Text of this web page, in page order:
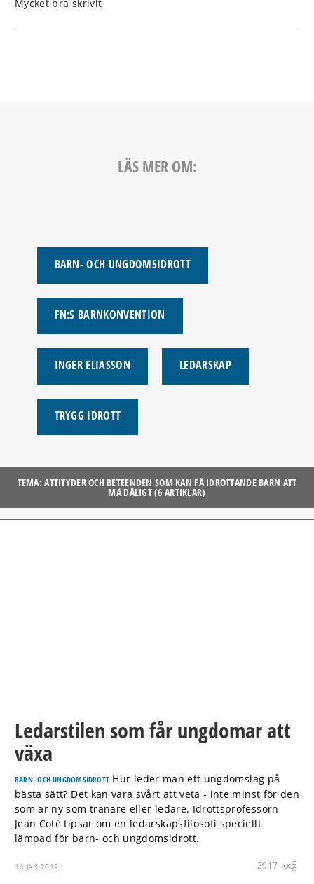
SFS (2012)Om statsbidrag till idrottsverksamhet
Mycket bra skrivit
LÄS MER OM:
BARN- OCH UNGDOMSIDROTT
FN:S BARNKONVENTION
INGER ELIASSON LEDARSKAP
TRYGG IDROTT
TEMA: ATTITYDER OCH BETEENDEN SOM KAN FÅ IDROTTANDE BARN ATT
MÅ DÅLIGT (6 ARTIKLAR)
Ledarstilen som får ungdomar att
växa
BARN- OCH UNGDOMSIDROTT Hur leder man ett ungdomslag på
bästa sätt? Det kan vara svårt att veta - inte minst för den
som är ny som tränare eller ledare. Idrottsprofessorn
Jean Coté tipsar om en ledarskapsfilosofi speciellt
lämpad för barn- och ungdomsidrott.
16 JAN 2019 2917